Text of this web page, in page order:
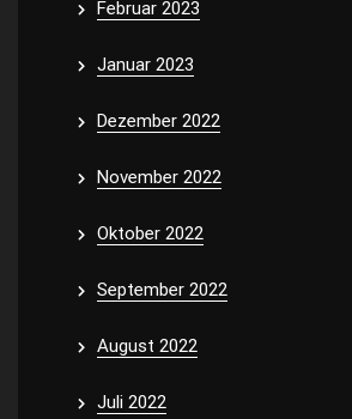
Februar 2023
Januar 2023
Dezember 2022
November 2022
Oktober 2022
September 2022
August 2022
Juli 2022